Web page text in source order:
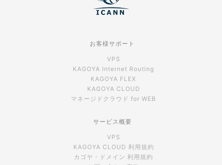
お客様サポート
VPS
KAGOYA Internet Routing
KAGOYA FLEX
KAGOYA CLOUD
マネージドクラウド for WEB
サービス概要
VPS
KAGOYA CLOUD 利用規約
カゴヤ・ドメイン 利用規約